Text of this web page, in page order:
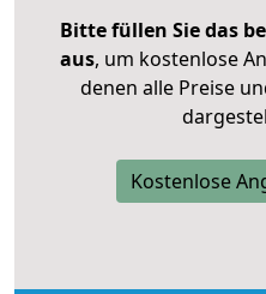
Bitte füllen Sie das
aus, um kostenlose
denen alle Preise
Kostenlose